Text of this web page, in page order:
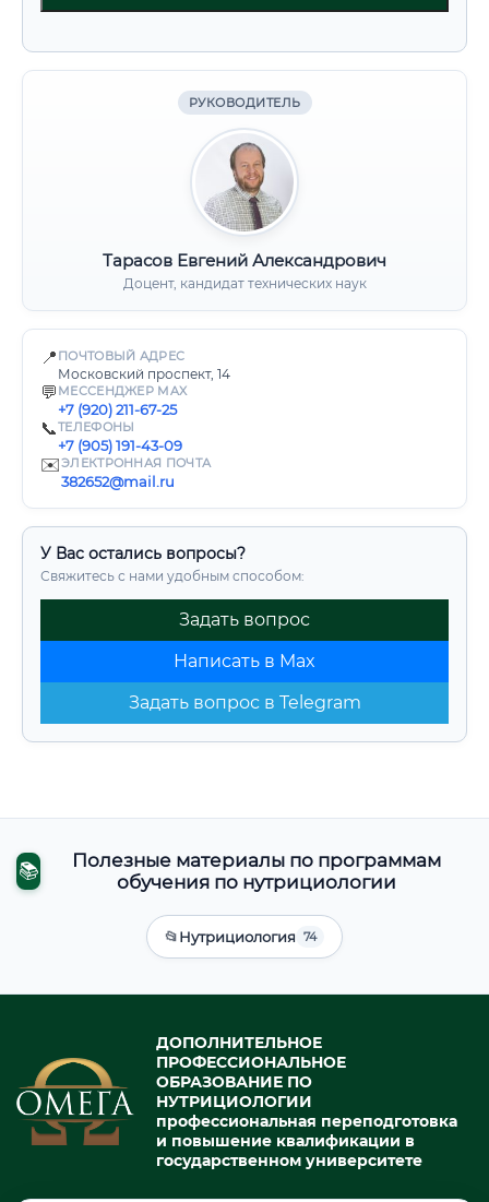
РУКОВОДИТЕЛЬ
Тарасов Евгений Александрович
Доцент, кандидат технических наук
📍 ПОЧТОВЫЙ АДРЕС
Московский проспект, 14
💬 МЕССЕНДЖЕР MAX
+7 (920) 211-67-25
📞ТЕЛЕФОНЫ
+7 (905) 191-43-09
✉️ЭЛЕКТРОННАЯ ПОЧТА
382652@mail.ru
У Вас остались вопросы?
Свяжитесь с нами удобным способом:
Задать вопрос
Написать в Max
Задать вопрос в Telegram
📚
Полезные материалы по программам
обучения по нутрициологии
📂Нутрициология 74
ДОПОЛНИТЕЛЬНОЕ
ПРОФЕССИОНАЛЬНОЕ
ОБРАЗОВАНИЕ ПО
НУТРИЦИОЛОГИИ
профессиональная переподготовка
и повышение квалификации в
государственном университете